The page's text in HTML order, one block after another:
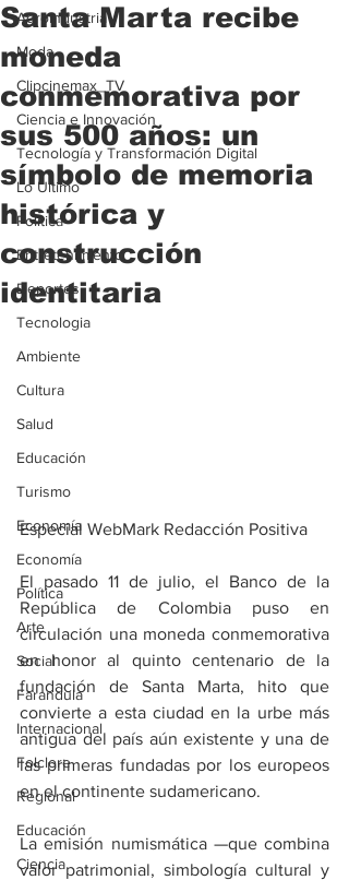
Agroindustria
Moda
Clipcinemax_TV
Ciencia e Innovación
Tecnología y Transformación Digital
Lo Ultimo
Politica
Entretenimiento
Deportes
Tecnologia
Ambiente
Cultura
Salud
Educación
Turismo
Economía
Economía
Política
Arte
Social
Farandula
Internacional
Folclore
Regional
Educación
Ciencia
Santa Marta recibe
moneda
conmemorativa por
sus 500 años: un
símbolo de memoria
histórica y
construcción
identitaria
Especial WebMark Redacción Positiva
El pasado 11 de julio, el Banco de la
República de Colombia puso en
circulación una moneda conmemorativa
en honor al quinto centenario de la
fundación de Santa Marta, hito que
convierte a esta ciudad en la urbe más
antigua del país aún existente y una de
las primeras fundadas por los europeos
en el continente sudamericano.
La emisión numismática —que combina
valor patrimonial, simbología cultural y